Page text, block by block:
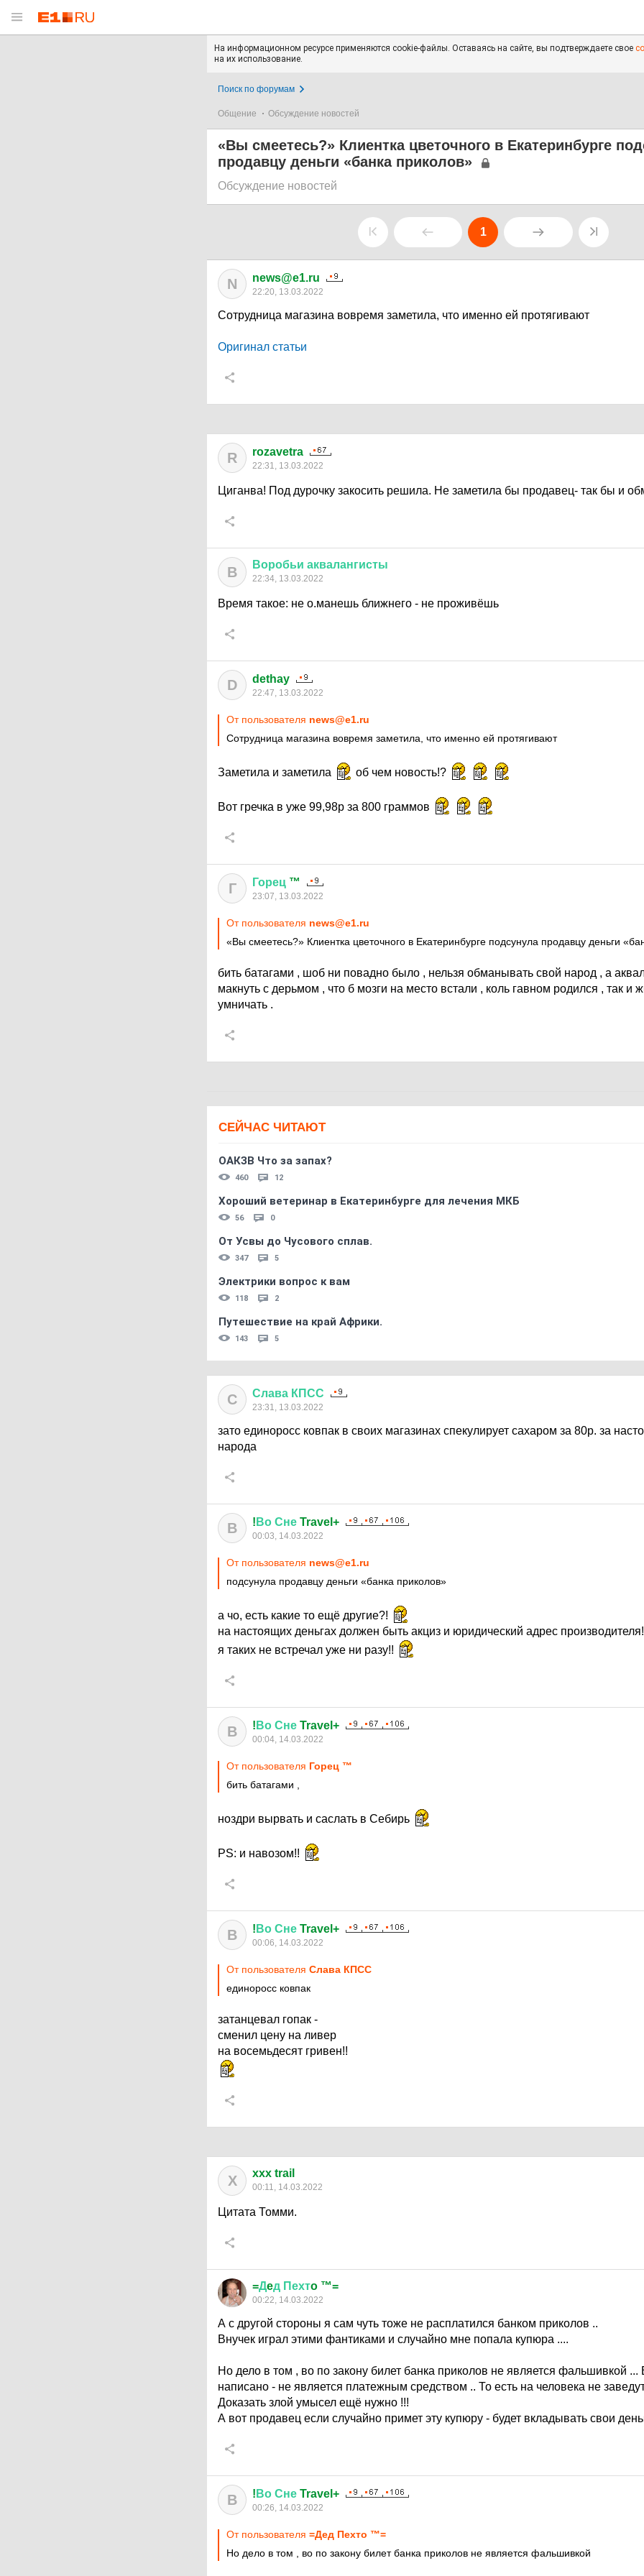
На информационном ресурсе применяются cookie-файлы. Оставаясь на сайте, вы подтверждаете свое
на их использование.
Поиск по форумам
Общение Обсуждение новостей
«Вы смеетесь?» Клиентка цветочного в Екатеринбурге
продавцу деньги «банка приколов»
Обсуждение новостей
1
N news@e1.ru
22:20, 13.03.2022
Сотрудница магазина вовремя заметила, что именно ей протягивают
Оригинал статьи
R rozavetra
22:31, 13.03.2022
Циганва! Под дурочку закосить решила. Не заметила бы продавец- так бы и
В Воробьи аквалангисты
22:34, 13.03.2022
Время такое: не о.манешь ближнего - не проживёшь
D dethay
22:47, 13.03.2022
От пользователя news@e1.ru
Сотрудница магазина вовремя заметила, что именно ей протягивают
Заметила и заметила об чем новость!?
Вот гречка в уже 99,98р за 800 граммов
Г Горец ™
23:07, 13.03.2022
От пользователя news@e1.ru
«Вы смеетесь?» Клиентка цветочного в Екатеринбурге подсунула продавцу деньги
бить батагами , шоб ни повадно было , нельзя обманывать свой народ , а
макнуть с дерьмом , что б мозги на место встали , коль гавном родился , так и
умничать .
СЕЙЧАС ЧИТАЮТ
ОАКЗВ Что за запах?
460 12
Хороший ветеринар в Екатеринбурге для лечения МКБ
56 0
От Усвы до Чусового сплав.
347 5
Электрики вопрос к вам
118 2
Путешествие на край Африки.
143 5
С Слава КПСС
23:31, 13.03.2022
зато единоросс ковпак в своих магазинах спекулирует сахаром за 80р. за
народа
В ! Во Сне Travel+
00:03, 14.03.2022
От пользователя news@e1.ru
подсунула продавцу деньги «банка приколов»
а чо, есть какие то ещё другие?!
на настоящих деньгах должен быть акциз и юридический адрес
я таких не встречал уже ни разу!!
В ! Во Сне Travel+
00:04, 14.03.2022
От пользователя Горец ™
бить батагами ,
ноздри вырвать и саслать в Себирь
PS: и навозом!!
В ! Во Сне Travel+
00:06, 14.03.2022
От пользователя Слава КПСС
единоросс ковпак
затанцевал гопак -
сменил цену на ливер
на восемьдесят гривен!!
X xxx trail
00:11, 14.03.2022
Цитата Томми.
=Дeд Пехтo ™=
00:22, 14.03.2022
А с другой стороны я сам чуть тоже не расплатился банком приколов ..
Внучек играл этими фантиками и случайно мне попала купюра ....
Но дело в том , во по закону билет банка приколов не является фальшивкой ...
написано - не является платежным средством .. То есть на человека не
Доказать злой умысел ещё нужно !!!
А вот продавец если случайно примет эту купюру - будет вкладывать свои
В ! Во Сне Travel+
00:26, 14.03.2022
От пользователя =Дeд Пехтo ™=
Но дело в том , во по закону билет банка приколов не является фальшивкой